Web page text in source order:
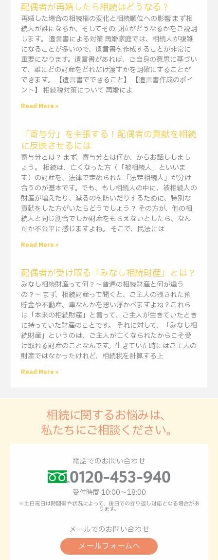
配偶者が再婚したら相続はどうなる？
再婚した場合の相続権の変化と相続順位への影響 まず相
続人が誰になるか、そしてその順位がどうなるかをご説明
します。 遺言書による対策 再婚家庭では、相続人が複雑
になることが多いので、遺言書を作成することが非常に
重要になります。遺言書があれば、ご自身の意思に基づい
て、誰にどの財産をどれだけ渡すかを明確にすることが
できます。 【遺言書でできること】 【遺言書作成のポイ
ント】 相続税対策について 再婚によ
Read More »
「寄与分」を主張する！配偶者の貢献を相続
に反映させるには
寄与分とは？ まず、寄与分とは何か、からお話ししまし
ょう。 相続は、亡くなった方（「被相続人」といいま
す）の財産を、法律で定められた「法定相続人」が分け
合うのが基本です。でも、もし相続人の中に、被相続人の
財産が増えたり、減るのを防いだりするために、特別な
貢献をした方がいたらどうでしょう？ その方が、他の相
続人と同じ割合でしか財産をもらえないとしたら、なん
だか不公平に感じますよね。 そこで、民法には
Read More »
配偶者が受け取る「みなし相続財産」とは？
みなし相続財産って何？〜普通の相続財産と何が違う
の？〜 まず、相続財産って聞くと、ご主人の残された預
貯金や不動産、車なんかを思い浮かべますよね？これら
は「本来の相続財産」と言って、ご主人が生きていたとき
に持っていた財産のことです。 それに対して、「みなし相
続財産」というのは、ご主人が亡くなられたからこそ受
け取れる財産のことなんです。生きていた時にはご主人の
財産ではなかったけれど、相続税を計算する上
Read More »
相続に関するお悩みは、
私たちにご相談ください。
電話でのお問い合わせ
0120-453-940
受付時間 10:00〜18:00
※土日祝日は時間帯や状況によって、後日での折り返し対応となる場合があ
ります。
メールでのお問い合わせ
メールフォームへ